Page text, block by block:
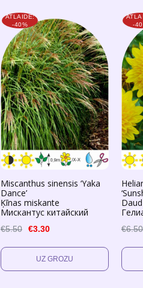
ATLAIDE:
-40%
Miscanthus sinensis ‘Yaka
Dance’
Ķīnas miskante
Мискантус китайский
€5.50 €3.30
-
€6.50